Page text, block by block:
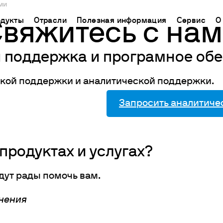
химического синтеза
мешалки с подогревом
и шейкеры
Отрасли
Определение азота/белка
Исследование срока годности
БПК и респирометрические исследования
Джар тест и выщелачивание
Полезная информация
Метод Кьельдаля
Международные стандарты
Сервис
СВОЙ
ПОМОЩЬ
Облачная платформа
Ermes
Подключаемые продукты
О
CHINA
中国
с
поддержка и програмное
поддержки и аналитической поддержки.
Запросить
и услугах?
рады помочь вам.